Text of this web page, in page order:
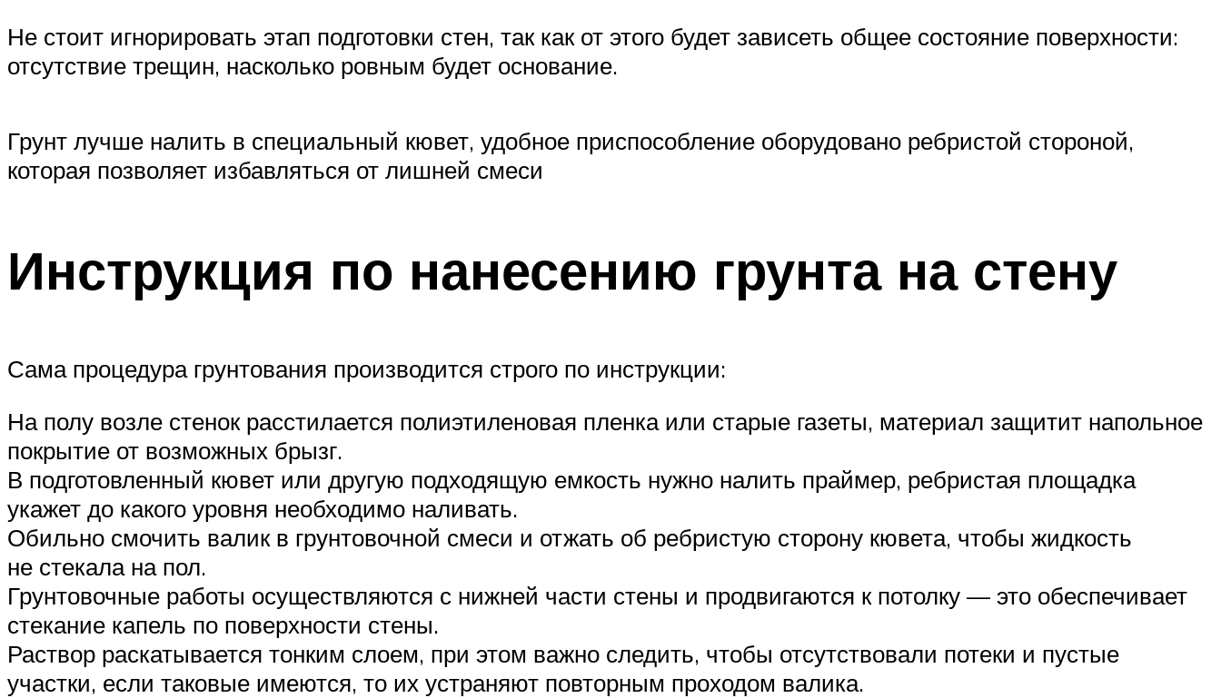
Не стоит игнорировать этап подготовки стен, так как от этого будет зависеть общее состояние поверхности:
отсутствие трещин, насколько ровным будет основание.
Грунт лучше налить в специальный кювет, удобное приспособление оборудовано ребристой стороной,
которая позволяет избавляться от лишней смеси
Инструкция по нанесению грунта на стену
Сама процедура грунтования производится строго по инструкции:
На полу возле стенок расстилается полиэтиленовая пленка или старые газеты, материал защитит напольное
покрытие от возможных брызг.
В подготовленный кювет или другую подходящую емкость нужно налить праймер, ребристая площадка
укажет до какого уровня необходимо наливать.
Обильно смочить валик в грунтовочной смеси и отжать об ребристую сторону кювета, чтобы жидкость
не стекала на пол.
Грунтовочные работы осуществляются с нижней части стены и продвигаются к потолку — это обеспечивает
стекание капель по поверхности стены.
Раствор раскатывается тонким слоем, при этом важно следить, чтобы отсутствовали потеки и пустые
участки, если таковые имеются, то их устраняют повторным проходом валика.